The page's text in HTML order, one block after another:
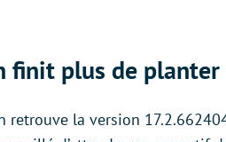
finit plus de planter
retrouve la version